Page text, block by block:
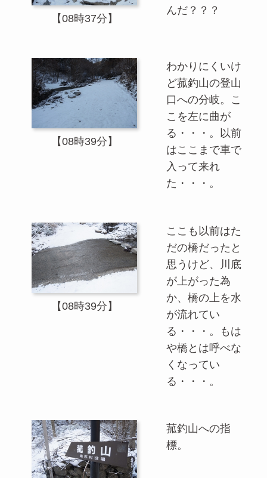
【08時37分】
んだ？？？
【08時39分】
わかりにくいけ
ど菰釣山の登山
口への分岐。こ
こを左に曲が
る・・・。以前
はここまで車で
入って来れ
た・・・。
【08時39分】
ここも以前はた
だの橋だったと
思うけど、川底
が上がった為
か、橋の上を水
が流れてい
る・・・。もは
や橋とは呼べな
くなってい
る・・・。
菰釣山への指
標。